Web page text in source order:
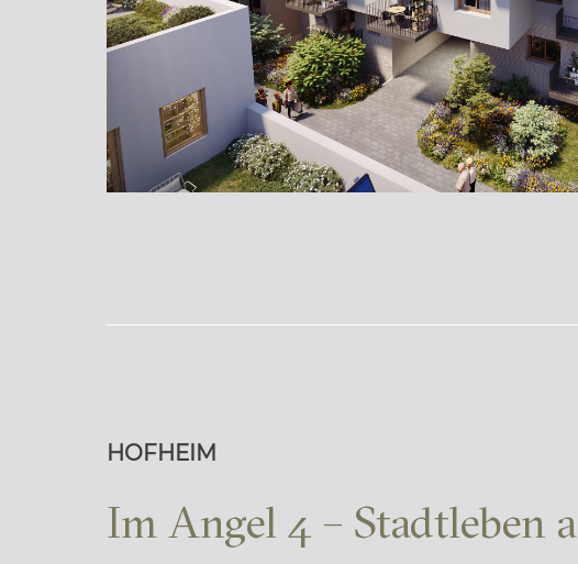
HOFHEIM
Im Angel 4 – Stadtleben